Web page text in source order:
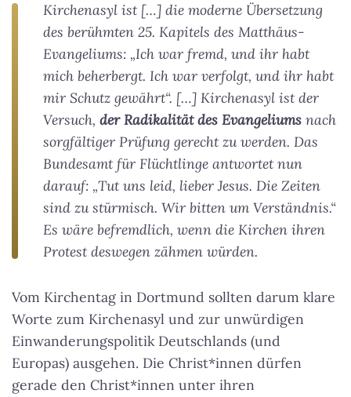
Kirchenasyl ist […] die moderne Übersetzung
des berühmten 25. Kapitels des Matthäus-
Evangeliums: „Ich war fremd, und ihr habt
mich beherbergt. Ich war verfolgt, und ihr habt
mir Schutz gewährt“. […] Kirchenasyl ist der
Versuch, der Radikalität des Evangeliums nach
sorgfältiger Prüfung gerecht zu werden. Das
Bundesamt für Flüchtlinge antwortet nun
darauf: „Tut uns leid, lieber Jesus. Die Zeiten
sind zu stürmisch. Wir bitten um Verständnis.“
Es wäre befremdlich, wenn die Kirchen ihren
Protest deswegen zähmen würden.
Vom Kirchentag in Dortmund sollten darum klare
Worte zum Kirchenasyl und zur unwürdigen
Einwanderungspolitik Deutschlands (und
Europas) ausgehen. Die Christ*innen dürfen
gerade den Christ*innen unter ihren